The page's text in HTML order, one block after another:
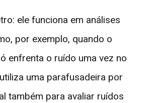
ele funciona em análises
por exemplo, quando o
enfrenta o ruído uma vez no
uma parafusadeira por
também para avaliar ruídos